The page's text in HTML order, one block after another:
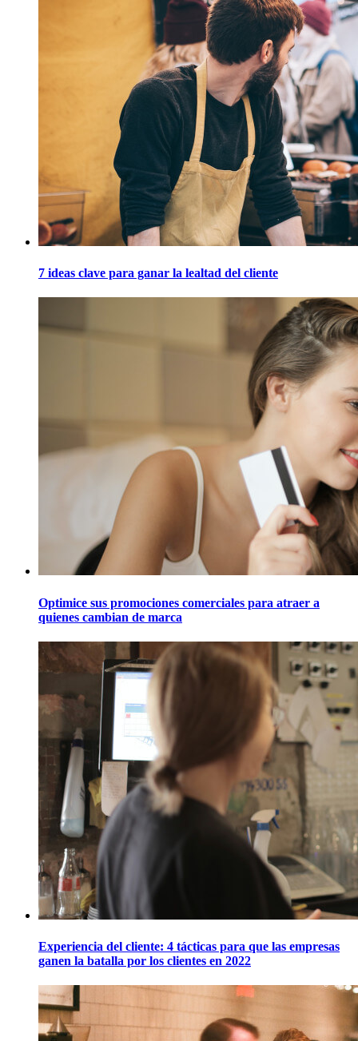
7 ideas clave para ganar la lealtad del cliente
Optimice sus promociones comerciales para atraer a
quienes cambian de marca
Experiencia del cliente: 4 tácticas para que las empresas
ganen la batalla por los clientes en 2022